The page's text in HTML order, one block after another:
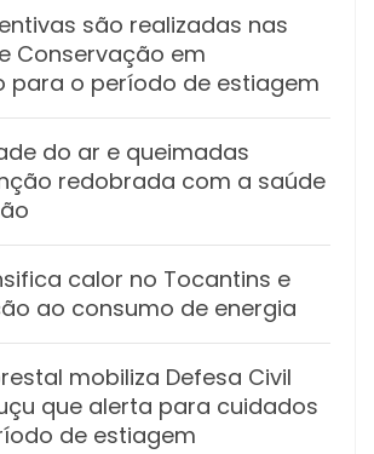
são realizadas nas
Conservação em
para o período de estiagem
do ar e queimadas
redobrada com a saúde
calor no Tocantins e
ao consumo de energia
mobiliza Defesa Civil
que alerta para cuidados
de estiagem